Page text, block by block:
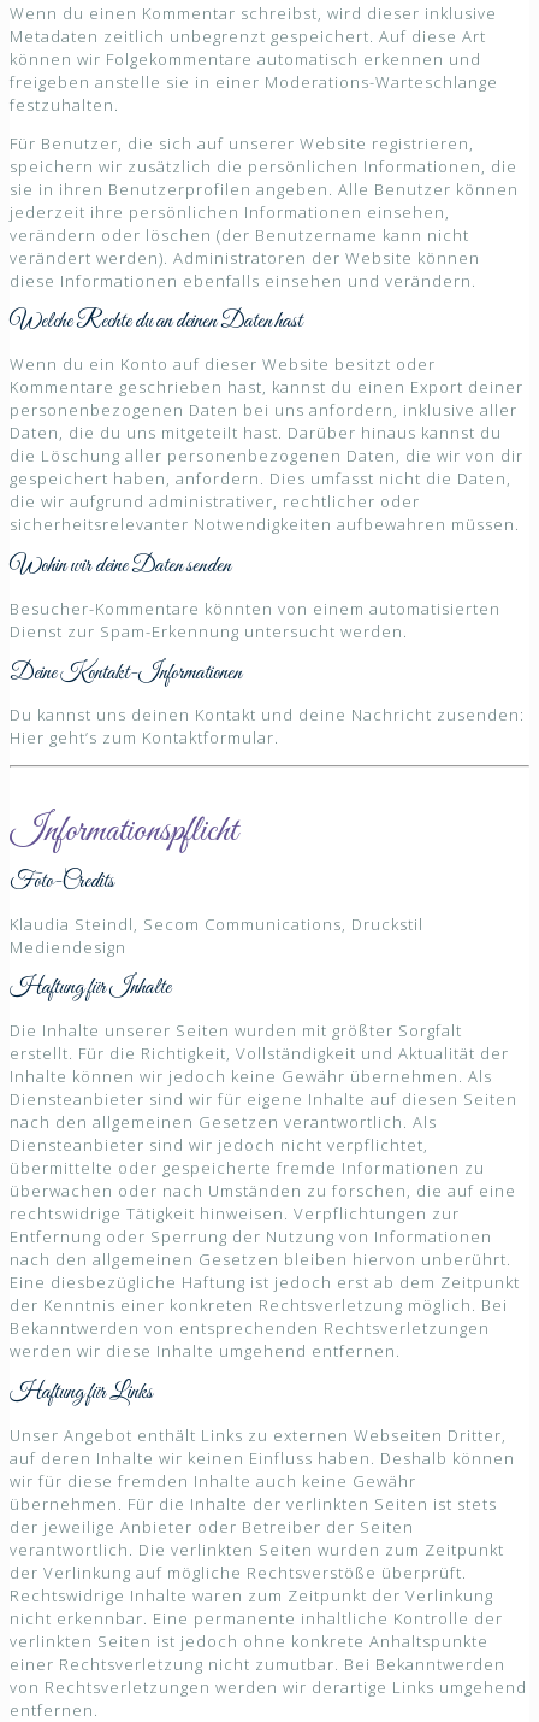
Wenn du einen Kommentar schreibst, wird dieser inklusive
Metadaten zeitlich unbegrenzt gespeichert. Auf diese Art
können wir Folgekommentare automatisch erkennen und
freigeben anstelle sie in einer Moderations-Warteschlange
festzuhalten.
Für Benutzer, die sich auf unserer Website registrieren,
speichern wir zusätzlich die persönlichen Informationen, die
sie in ihren Benutzerprofilen angeben. Alle Benutzer können
jederzeit ihre persönlichen Informationen einsehen,
verändern oder löschen (der Benutzername kann nicht
verändert werden). Administratoren der Website können
diese Informationen ebenfalls einsehen und verändern.
Welche Rechte du an deinen Daten hast
Wenn du ein Konto auf dieser Website besitzt oder
Kommentare geschrieben hast, kannst du einen Export deiner
personenbezogenen Daten bei uns anfordern, inklusive aller
Daten, die du uns mitgeteilt hast. Darüber hinaus kannst du
die Löschung aller personenbezogenen Daten, die wir von dir
gespeichert haben, anfordern. Dies umfasst nicht die Daten,
die wir aufgrund administrativer, rechtlicher oder
sicherheitsrelevanter Notwendigkeiten aufbewahren müssen.
Wohin wir deine Daten senden
Besucher-Kommentare könnten von einem automatisierten
Dienst zur Spam-Erkennung untersucht werden.
Deine Kontakt-Informationen
Du kannst uns deinen Kontakt und deine Nachricht zusenden:
Hier geht’s zum Kontaktformular.
Informationspflicht
Foto-Credits
Klaudia Steindl, Secom Communications, Druckstil
Mediendesign
Haftung für Inhalte
Die Inhalte unserer Seiten wurden mit größter Sorgfalt
erstellt. Für die Richtigkeit, Vollständigkeit und Aktualität der
Inhalte können wir jedoch keine Gewähr übernehmen. Als
Diensteanbieter sind wir für eigene Inhalte auf diesen Seiten
nach den allgemeinen Gesetzen verantwortlich. Als
Diensteanbieter sind wir jedoch nicht verpflichtet,
übermittelte oder gespeicherte fremde Informationen zu
überwachen oder nach Umständen zu forschen, die auf eine
rechtswidrige Tätigkeit hinweisen. Verpflichtungen zur
Entfernung oder Sperrung der Nutzung von Informationen
nach den allgemeinen Gesetzen bleiben hiervon unberührt.
Eine diesbezügliche Haftung ist jedoch erst ab dem Zeitpunkt
der Kenntnis einer konkreten Rechtsverletzung möglich. Bei
Bekanntwerden von entsprechenden Rechtsverletzungen
werden wir diese Inhalte umgehend entfernen.
Haftung für Links
Unser Angebot enthält Links zu externen Webseiten Dritter,
auf deren Inhalte wir keinen Einfluss haben. Deshalb können
wir für diese fremden Inhalte auch keine Gewähr
übernehmen. Für die Inhalte der verlinkten Seiten ist stets
der jeweilige Anbieter oder Betreiber der Seiten
verantwortlich. Die verlinkten Seiten wurden zum Zeitpunkt
der Verlinkung auf mögliche Rechtsverstöße überprüft.
Rechtswidrige Inhalte waren zum Zeitpunkt der Verlinkung
nicht erkennbar. Eine permanente inhaltliche Kontrolle der
verlinkten Seiten ist jedoch ohne konkrete Anhaltspunkte
einer Rechtsverletzung nicht zumutbar. Bei Bekanntwerden
von Rechtsverletzungen werden wir derartige Links umgehend
entfernen.